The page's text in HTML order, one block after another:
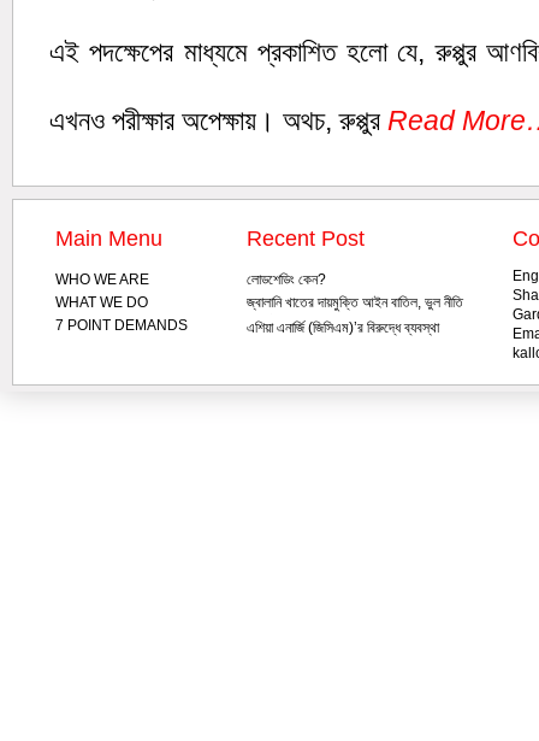
এই পদক্ষেপের মাধ্যমে প্রকাশিত হলো যে, রুপ্পুর
এখনও পরীক্ষার অপেক্ষায়। অথচ, রুপ্পুর Read
Main Menu
WHO WE ARE
WHAT WE DO
7 POINT DEMANDS
Recent Post
লোডশেডিং কেন?
জ্বালানি খাতের দায়মুক্তি আইন বাতিল, ভুল নীতি
ও দুর্নীতির সাথে জড়িতদের শাস্তি দাবি জাতীয়
এশিয়া এনার্জি (জিসিএম)’র বিরুদ্ধে ব্যবস্থা
‘জ্বালানি অপরাধী’ হিসেবে এদের বিচার দাবি